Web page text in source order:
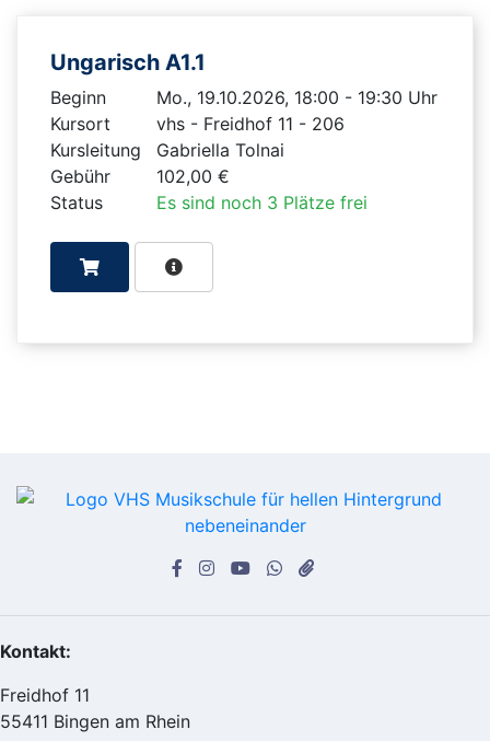
Ungarisch A1.1
Beginn
Mo., 19.10.2026, 18:00 - 19:30 Uhr
Kursort
vhs - Freidhof 11 - 206
Kursleitung
Gabriella Tolnai
Gebühr
102,00 €
Status
Es sind noch 3 Plätze frei
Kontakt:
Freidhof 11
55411 Bingen am Rhein